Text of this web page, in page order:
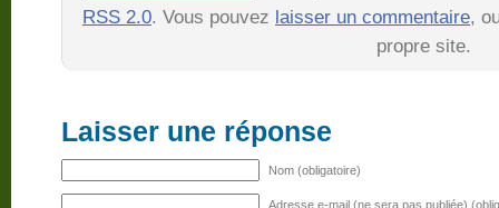
RSS 2.0. Vous pouvez laisser un commentaire,
propre site.
Laisser une réponse
Nom (obligatoire)
Adresse e-mail (ne sera pas publiée)